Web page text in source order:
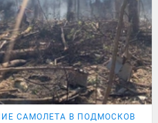
САМОЛЕТА В ПОДМОСКОВЬЕ